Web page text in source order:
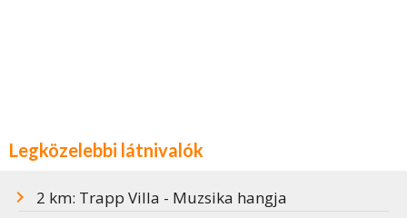
Legközelebbi látnivalók
2 km: Trapp Villa - Muzsika hangja